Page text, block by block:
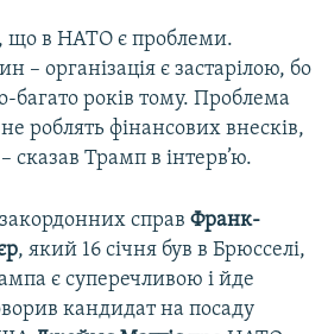
що в НАТО є проблеми.
– організація є застарілою, бо
багато років тому. Проблема
роблять фінансових внесків,
сказав Трамп в інтерв’ю.
справ Франк-
, який 16 січня був в Брюсселі,
є суперечливою і йде
кандидат на посаду